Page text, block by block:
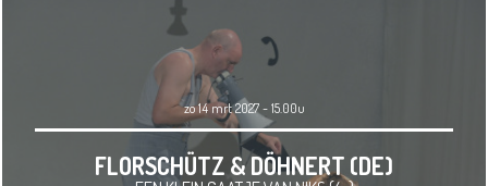
zo 14 mrt 2027 - 15.00u
FLORSCHÜTZ & DÖHNERT (DE)